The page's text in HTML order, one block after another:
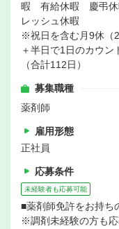
暇 有給休暇 慶弔
レッシュ休暇
※祝日を含む月9休（
＋半日で1日のカウ
（合計112日）
募集職種
薬剤師
雇用形態
正社員
応募条件
未経験者も応募可能
■薬剤師免許をお持ち
※調剤未経験の方も